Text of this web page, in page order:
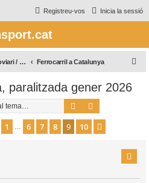
Inicia la sessió
Registreu-vos
Transport Ferroviari / Transporte Ferroviario Ferrocarril a Catalunya
paralitzada gener 2026
Cerca
de 10
Anterior
1 6 7 8 9 10